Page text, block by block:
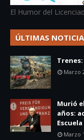
El Humor del
ÚLTIMAS
Marzo
Murió
años:
Marzo